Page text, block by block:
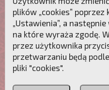
Przebudźmy
Polonia
Christiana
plików „cookies” poprzez
„Ustawienia”, a
na które wyraża zgodę.
przez użytkownika
przetwarzaniu będą
pliki "cookies".